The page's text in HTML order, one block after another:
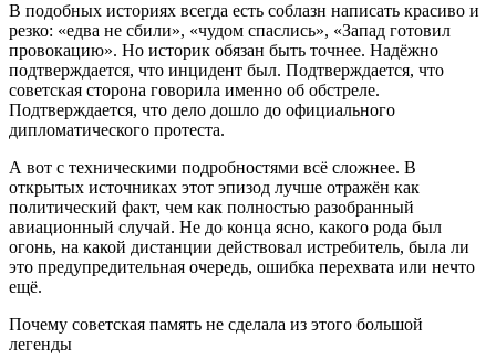
В подобных историях всегда есть соблазн написать красиво и
резко: «едва не сбили», «чудом спаслись», «Запад готовил
провокацию». Но историк обязан быть точнее. Надёжно
подтверждается, что инцидент был. Подтверждается, что
советская сторона говорила именно об обстреле.
Подтверждается, что дело дошло до официального
дипломатического протеста.
А вот с техническими подробностями всё сложнее. В
открытых источниках этот эпизод лучше отражён как
политический факт, чем как полностью разобранный
авиационный случай. Не до конца ясно, какого рода был
огонь, на какой дистанции действовал истребитель, была ли
это предупредительная очередь, ошибка перехвата или нечто
ещё.
Почему советская память не сделала из этого большой
легенды